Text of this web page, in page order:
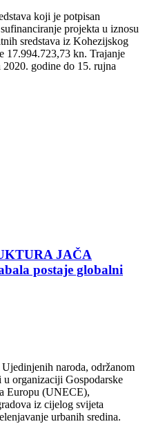
koji je potpisan
projekta u iznosu
sredstava iz Kohezijskog
17.994.723,73 kn. Trajanje
godine do 15. rujna
JAČA
postaje globalni
naroda, održanom
organizaciji Gospodarske
Europu (UNECE),
iz cijelog svijeta
urbanih sredina.